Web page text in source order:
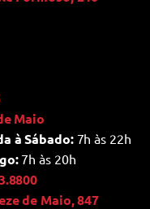
Maio
à Sábado:7h às 22h
7h às 20h
de Maio, 847